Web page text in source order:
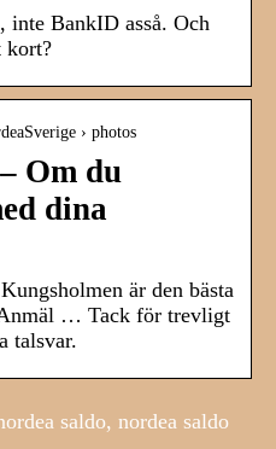
inte BankID asså. Och
kort?
› photos
Om du
dina
är den bästa
… Tack för trevligt
talsvar.
saldo, nordea saldo